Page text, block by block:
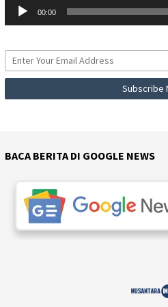
00:00
BACA BERITA DI GOOGLE NEWS